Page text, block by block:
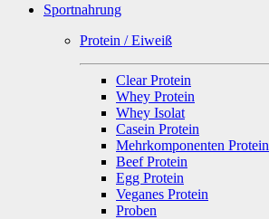
Sportnahrung
Protein / Eiweiß
Clear Protein
Whey Protein
Whey Isolat
Casein Protein
Mehrkomponenten Protein
Beef Protein
Egg Protein
Veganes Protein
Proben